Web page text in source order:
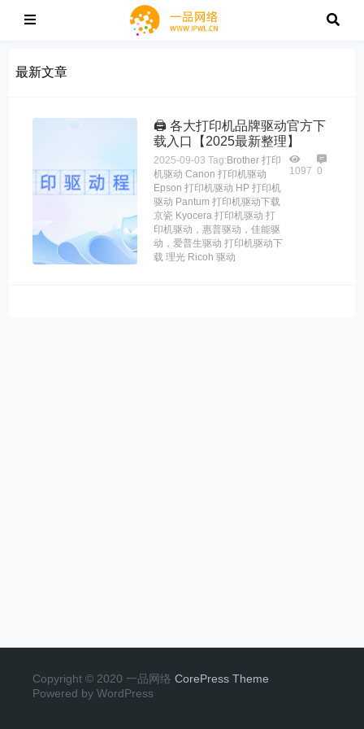
最新文章
🖨️ 各大打印机品牌驱动官方下
载入口【2025最新整理】
2025-09-03 Tag: Brother 打印
机驱动 Canon 打印机驱动
Epson 打印机驱动 HP 打印机
驱动 Pantum 打印机驱动下载
京瓷 Kyocera 打印机驱动 打
印机驱动，惠普驱动，佳能驱
动，爱普生驱动 打印机驱动下
载 理光 Ricoh 驱动
1097 0
Copyright © 2020 一品网络 CorePress Theme
Powered by WordPress